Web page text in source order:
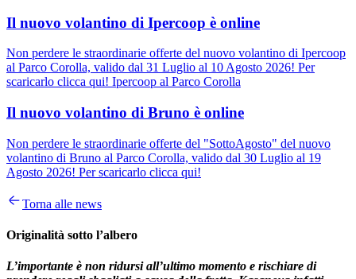
Il nuovo volantino di Ipercoop è online
Non perdere le straordinarie offerte del nuovo volantino di Ipercoop
al Parco Corolla, valido dal 31 Luglio al 10 Agosto 2026! Per
scaricarlo clicca qui! Ipercoop al Parco Corolla
Il nuovo volantino di Bruno è online
Non perdere le straordinarie offerte del "SottoAgosto" del nuovo
volantino di Bruno al Parco Corolla, valido dal 30 Luglio al 19
Agosto 2026! Per scaricarlo clicca qui!
Torna alle news
Originalità sotto l’albero
L’importante è non ridursi all’ultimo momento e rischiare di